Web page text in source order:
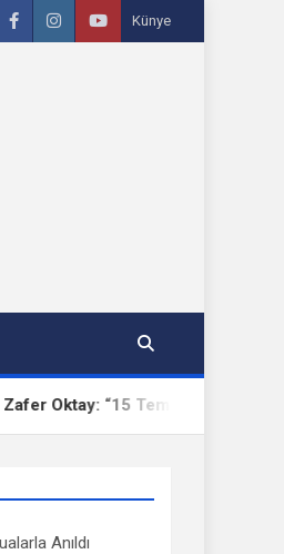
Künye
“15 Temmuz, Milletimizin Birlik ve
Anıldı